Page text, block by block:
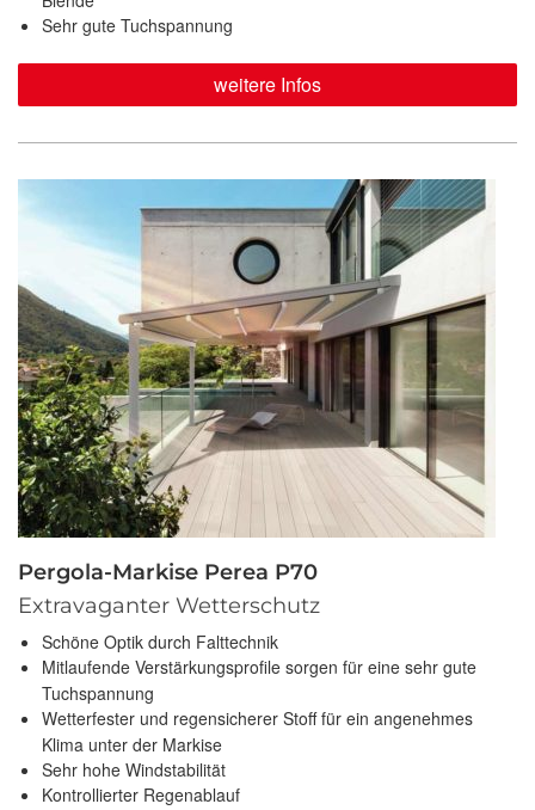
Sehr gute Tuchspannung
weitere Infos
Pergola-Markise Perea P70
Extravaganter Wetterschutz
Schöne Optik durch Falttechnik
Mitlaufende Verstärkungsprofile sorgen für eine sehr gute
Tuchspannung
Wetterfester und regensicherer Stoff für ein angenehmes
Klima unter der Markise
Sehr hohe Windstabilität
Kontrollierter Regenablauf